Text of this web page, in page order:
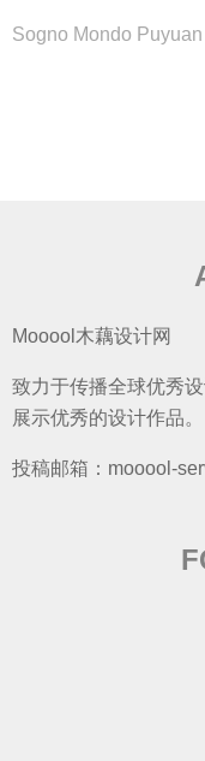
Sogno Mondo
Mooool木藕设计网
致力于传播全球优秀
展示优秀的设计作品。
投稿邮箱：mooool-